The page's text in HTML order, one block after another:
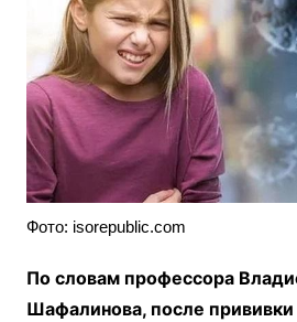
Фото: isorepublic.com
По словам профессора
Шафалинова, после прививки